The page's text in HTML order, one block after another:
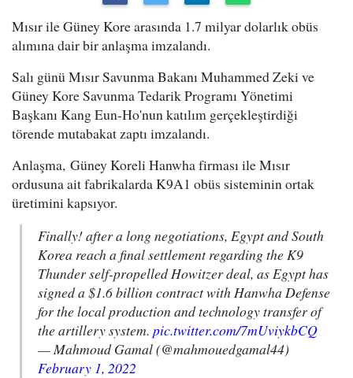
Mısır ile Güney Kore arasında 1.7 milyar dolarlık obüs
alımına dair bir anlaşma imzalandı.
Salı günü Mısır Savunma Bakanı Muhammed Zeki ve
Güney Kore Savunma Tedarik Programı Yönetimi
Başkanı Kang Eun-Ho'nun katılım gerçekleştirdiği
törende mutabakat zaptı imzalandı.
Anlaşma, Güney Koreli Hanwha firması ile Mısır
ordusuna ait fabrikalarda K9A1 obüs sisteminin ortak
üretimini kapsıyor.
Finally! after a long negotiations, Egypt and South
Korea reach a final settlement regarding the K9
Thunder self-propelled Howitzer deal, as Egypt has
signed a $1.6 billion contract with Hanwha Defense
for the local production and technology transfer of
the artillery system. pic.twitter.com/7mUviykbCQ
— Mahmoud Gamal (@mahmouedgamal44)
February 1, 2022